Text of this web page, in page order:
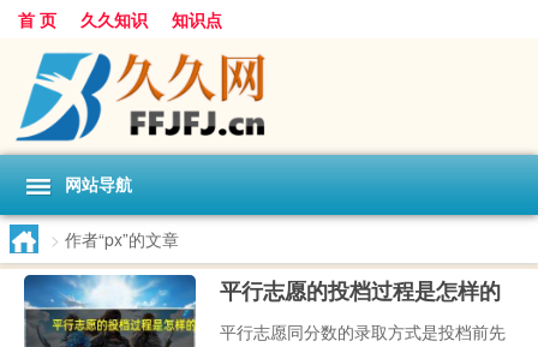
首 页 久久知识 知识点
网站导航
> 作者“px”的文章
平行志愿的投档过程是怎样的
平行志愿同分数的录取方式是投档前先